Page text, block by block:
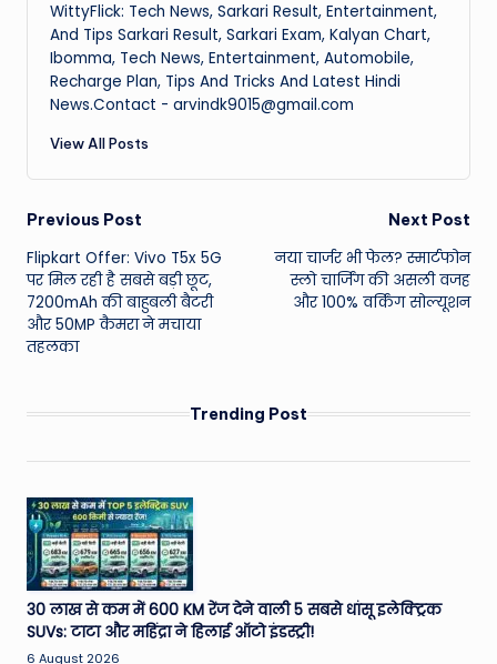
WittyFlick: Tech News, Sarkari Result, Entertainment,
And Tips Sarkari Result, Sarkari Exam, Kalyan Chart,
Ibomma, Tech News, Entertainment, Automobile,
Recharge Plan, Tips And Tricks And Latest Hindi
News.Contact - arvindk9015@gmail.com
View All Posts
Post
navigation
Previous Post
Flipkart Offer: Vivo T5x 5G
पर मिल रही है सबसे बड़ी छूट,
7200mAh की बाहुबली बैटरी
और 50MP कैमरा ने मचाया
तहलका
Next Post
नया चार्जर भी फेल? स्मार्टफोन
स्लो चार्जिंग की असली वजह
और 100% वर्किंग सोल्यूशन
Trending Post
30 लाख से कम में 600 KM रेंज देने वाली 5 सबसे धांसू इलेक्ट्रिक
SUVs: टाटा और महिंद्रा ने हिलाई ऑटो इंडस्ट्री!
6 August 2026